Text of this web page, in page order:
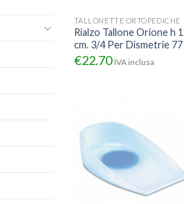
TALLONETTE ORTOPEDICHE
Rialzo Tallone Orione h 1
cm. 3/4 Per Dismetrie 77
€22.70 IVA inclusa